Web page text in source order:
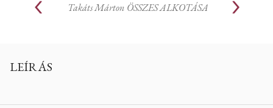
Takáts Márton ÖSSZES ALKOTÁSA
LEÍRÁS